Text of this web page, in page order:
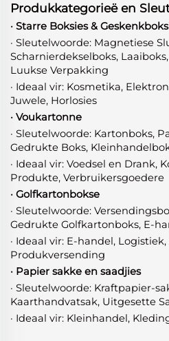
Produkkategorieë en
· Starre Boksies &
· Sleutelwoorde: Magnetiese
Scharnierdekselboks,
Luukse Verpakking
· Ideaal vir: Kosmetika,
Juwele, Horlosies
· Voukartonne
· Sleutelwoorde: Kartonboks,
Gedrukte Boks,
· Ideaal vir: Voedsel en Drank,
Produkte, Verbruikersgoedere
· Golfkartonbokse
· Sleutelwoorde:
Gedrukte Golfkartonboks, E-
· Ideaal vir: E-handel,
Produkversending
· Papier sakke en saadjies
· Sleutelwoorde: Kraftpapier-
Kaarthandvatsak, Uitgesette
· Ideaal vir: Kleinhandel,